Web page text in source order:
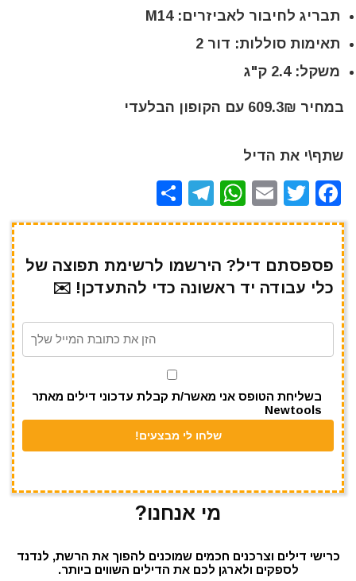
תבריג לחיבור לאביזרים: M14
תאימות סוללות: דור 2
משקל: 2.4 ק"ג
במחיר 609.3₪ עם הקופון הבלעדי
שתף\י את הדיל
F
a
e
b
o
T
w
te
r
E
m
l
W
h
s
A
p
T
el
gr
a
m
h
e
פספסתם דיל? הירשמו לרשימת תפוצה של
כלי עבודה יד ראשונה כדי להתעדכן! ✉️
בשליחת הטופס אני מאשר/ת קבלת עדכוני דילים מאתר
Newtools
מי אנחנו?
כרישי דילים וצרכנים חכמים שמוכנים להפוך את הרשת, לנדנד
לספקים ולארגן לכם את הדילים השווים ביותר.